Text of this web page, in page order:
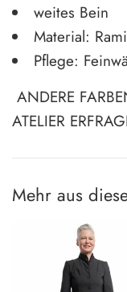
weites Bein
Material:
Pflege:
ANDERE
ATELIER
Mehr aus